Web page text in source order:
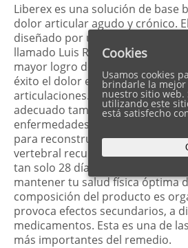
Liberex es una solución de base
dolor articular agudo y crónico.
diseñado por un especialista en
llamado Luis Recio. Parece que el
mayor logro de su vida. El
éxito el dolor en la columna
articulaciones. Como resultado,
adecuado también en casos de
enfermedades crónicas
para reconstruir articulaciones y
vertebral recuperando el 100%
tan solo 28 días. Además, el gel te
mantener tu salud física óptima
composición del producto es
provoca efectos secundarios, a
medicamentos. Esta es una de
más importantes del remedio.
Cookies
Usamos cookies
brindarle la
nuestro sitio web.
utilizando este
está satisfecho